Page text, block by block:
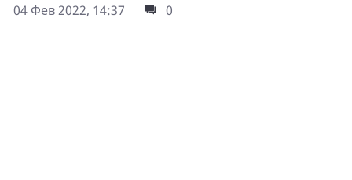
04 Фев 2022, 14:37
0